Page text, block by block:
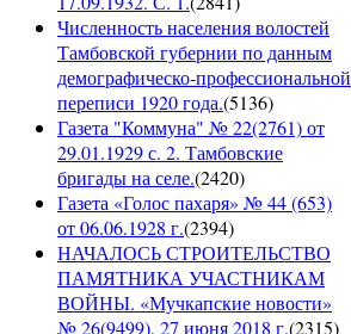
Численность населения волостей
Тамбовской губернии по данным
демографическо-профессиональной
переписи 1920 года.(5136)
Газета "Коммуна" № 22(2761) от
29.01.1929 с. 2. Тамбовские
бригады на селе.(2420)
Газета «Голос пахаря» № 44 (653)
от 06.06.1928 г.(2394)
НАЧАЛОСЬ СТРОИТЕЛЬСТВО
ПАМЯТНИКА УЧАСТНИКАМ
ВОЙНЫ. «Мучкапские новости»
№ 26(9499), 27 июня 2018 г.(2315)